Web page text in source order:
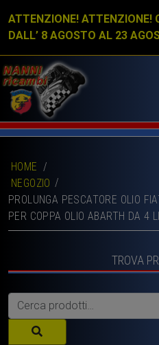
ATTENZIONE! ATTENZIONE!
DALL’ 8 AGOSTO AL 23
HOME /
NEGOZIO
PROLUNGA PESCATORE OLIO
PER COPPA OLIO ABARTH DA 4
TROVA
Cerca: